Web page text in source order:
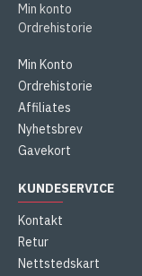
Min konto
Ordrehistorie
Min Konto
Ordrehistorie
Affiliates
Nyhetsbrev
Gavekort
KUNDESERVICE
Kontakt
Retur
Nettstedskart